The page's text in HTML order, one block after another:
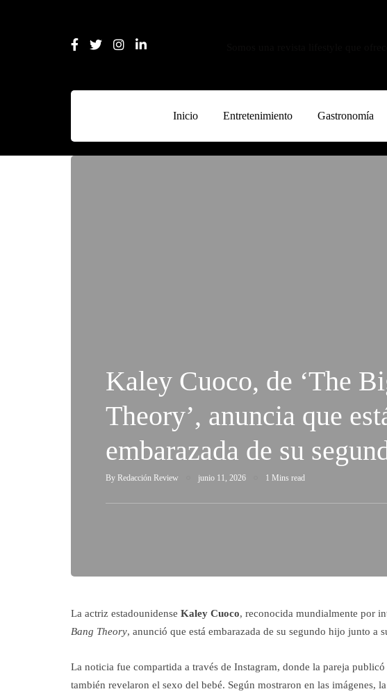
Inicio Entretenimiento Gastronomía
Kaley Cuoco, de ‘The
Theory’, anuncia que
embarazada de su
By Redacción Review junio 11, 2026 1 Mins read
La actriz estadounidense Kaley Cuoco, reconocida mundialmente por
Bang Theory, anunció que está embarazada de su segundo hijo junto a
La noticia fue compartida a través de Instagram, donde la pareja
también revelaron el sexo del bebé. Según mostraron en las imágenes,